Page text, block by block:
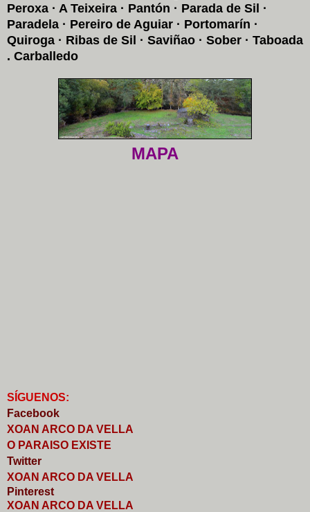
Peroxa · A Teixeira · Pantón · Parada de Sil ·
Paradela · Pereiro de Aguiar · Portomarín ·
Quiroga · Ribas de Sil · Saviñao · Sober · Taboada
. Carballedo
MAPA
S GUENOS:
Facebook
XOAN ARCO DA VELLA
O PARAISO EXISTE
Twitter
XOAN ARCO DA VELLA
Pinterest
XOAN ARCO DA VELLA